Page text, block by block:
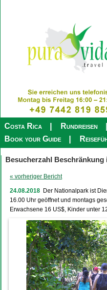
Costa Rica Rundreisen
Book your Guide
Besucherzahl
« vorheriger Bericht
24.08.2018 Der Nationalpark ist
16.00 Uhr geöffnet und montags
Erwachsene 16 US$, Kinder unter